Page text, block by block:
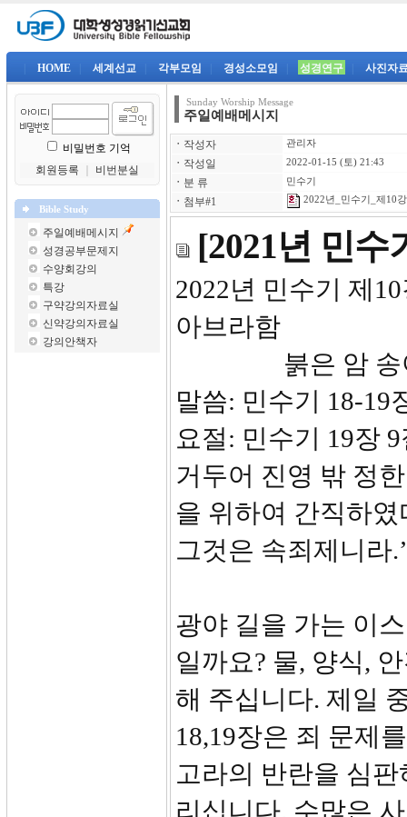
HOME 세계선교 각부모임 경성소모임 성경연구 사진자
비밀번호 기억
회원등록
비번분실
Bible Study
주일예배메시지
성경공부문제지
수양회강의
특강
구약강의자료실
신약강의자료실
강의안책자
Sunday Worship Message
주일예배메시지
ㆍ 작성자 관리자
ㆍ 작성일 2022-01-15 (토) 21:43
ㆍ 분 류 민수기
ㆍ 첨부#1 2022년_민수기_제10
[2021년 민수
2022년
아브라함
붉은 암 송아
말씀: 민수기 18-19
요절: 민수기 19장
거두어 진영 밖 정
을 위하여 간직하
그것은 속죄제니라.’
광야 길을 가는 이
일까요? 물, 양식,
해 주십니다. 제일
18,19장은 죄 문제
고라의 반란을 심
리십니다. 수많은